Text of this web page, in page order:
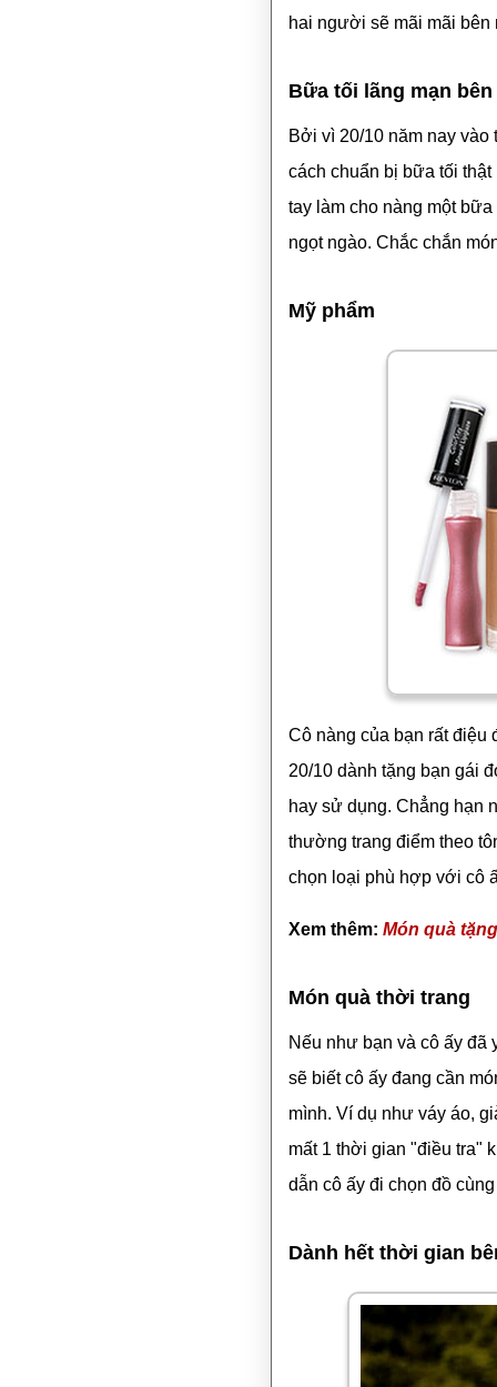
hai người sẽ mãi mãi bên
Bữa tối lãng mạn bên
Bởi vì 20/10 năm nay
cách chuẩn bị bữa tối
tay làm cho nàng một
ngọt ngào. Chắc chắn
Mỹ phẩm
Cô nàng của bạn rất điệu
20/10 dành tặng bạn gái
hay sử dụng. Chẳng hạn
thường trang điểm theo
chọn loại phù hợp với cô
Xem thêm: Món quà
Món quà thời trang
Nếu như bạn và cô ấy đã
sẽ biết cô ấy đang cần
mình. Ví dụ như váy áo,
mất 1 thời gian "điều tra"
dẫn cô ấy đi chọn đồ
Dành hết thời gian